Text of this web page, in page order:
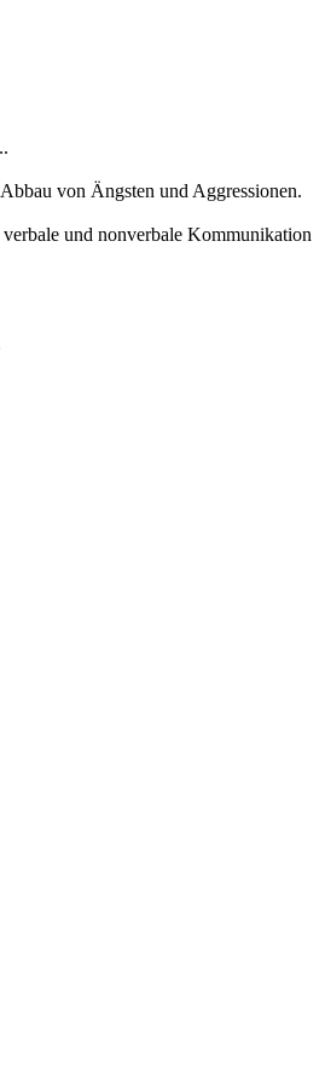
von Ängsten und Aggressionen.
und nonverbale Kommunikation